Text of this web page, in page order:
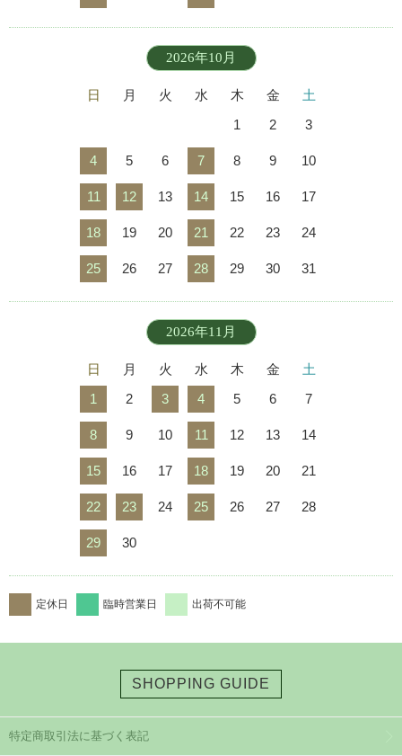
2026年10月
日 月 火 水 木 金
土
1
2 3
4 5 6 7 8 9 10
11 12 13 14 15 16 17
18 19 20 21 22 23 24
25 26 27 28 29 30 31
2026年11月
日 月 火 水 木 金
土
1
2 3 4 5 6 7
8 9 10 11 12 13 14
15 16 17 18 19 20 21
22 23 24 25 26 27 28
29 30
定休日 臨時営業日 出荷不可能
SHOPPING GUIDE
特定商取引法に基づく表記